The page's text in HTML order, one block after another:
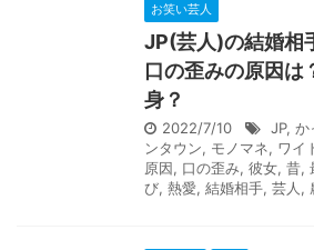
お笑い芸人
JP(芸人)の結婚相
口の歪みの原因は
身？
2022/7/10 JP, か
ンタウン, モノマネ, ワイ
原因, 口の歪み, 彼女, 昔,
び, 熱愛, 結婚相手, 芸人 ,